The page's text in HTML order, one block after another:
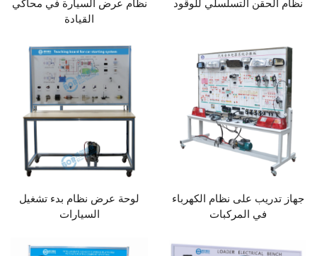
نظام الحقن التسلسلي للوقود
نظام عرض السيارة في محاكي
القيادة
جهاز تدريب على نظام الكهرباء
في المركبات
لوحة عرض نظام بدء تشغيل
السيارات